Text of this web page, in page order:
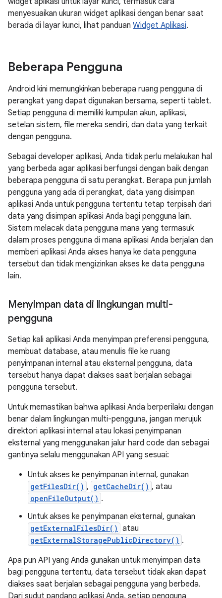
menyesuaikan ukuran widget aplikasi dengan benar saat
berada di layar kunci, lihat panduan Widget Aplikasi.
Beberapa Pengguna
Android kini memungkinkan beberapa ruang pengguna di
perangkat yang dapat digunakan bersama, seperti tablet.
Setiap pengguna di memiliki kumpulan akun, aplikasi,
setelan sistem, file mereka sendiri, dan data yang terkait
dengan pengguna.
Sebagai developer aplikasi, Anda tidak perlu melakukan hal
yang berbeda agar aplikasi berfungsi dengan baik dengan
beberapa pengguna di satu perangkat. Berapa pun jumlah
pengguna yang ada di perangkat, data yang disimpan
aplikasi Anda untuk pengguna tertentu tetap terpisah dari
data yang disimpan aplikasi Anda bagi pengguna lain.
Sistem melacak data pengguna mana yang termasuk
dalam proses pengguna di mana aplikasi Anda berjalan dan
memberi aplikasi Anda akses hanya ke data pengguna
tersebut dan tidak mengizinkan akses ke data pengguna
lain.
Menyimpan data di lingkungan multi-
pengguna
Setiap kali aplikasi Anda menyimpan preferensi pengguna,
membuat database, atau menulis file ke ruang
penyimpanan internal atau eksternal pengguna, data
tersebut hanya dapat diakses saat berjalan sebagai
pengguna tersebut.
Untuk memastikan bahwa aplikasi Anda berperilaku dengan
benar dalam lingkungan multi-pengguna, jangan merujuk
direktori aplikasi internal atau lokasi penyimpanan
eksternal yang menggunakan jalur hard code dan sebagai
gantinya selalu menggunakan API yang sesuai:
Untuk akses ke penyimpanan internal, gunakan
getFilesDir() , getCacheDir() , atau
openFileOutput() .
Untuk akses ke penyimpanan eksternal, gunakan
getExternalFilesDir() atau
getExternalStoragePublicDirectory() .
Apa pun API yang Anda gunakan untuk menyimpan data
bagi pengguna tertentu, data tersebut tidak akan dapat
diakses saat berjalan sebagai pengguna yang berbeda.
Dari sudut pandang aplikasi Anda, setiap pengguna